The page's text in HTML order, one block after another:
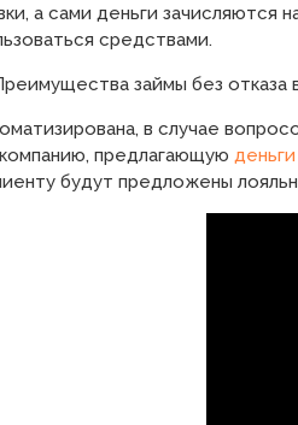
а сами деньги зачисляются
средствами.
займы без отказа
в случае
предлагающую
будут предложены